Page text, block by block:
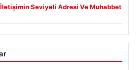
Seviyeli Adresi Ve Muhabbet